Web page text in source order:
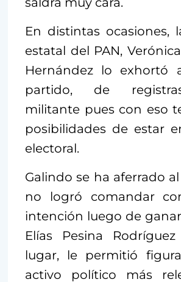
En distintas ocasiones,
estatal del PAN,
Hernández lo exhortó
partido, de
militante pues con eso
posibilidades de estar
electoral.
Galindo se ha aferrado
no logró comandar
intención luego de
Elías Pesina
lugar, le permitió
activo político más